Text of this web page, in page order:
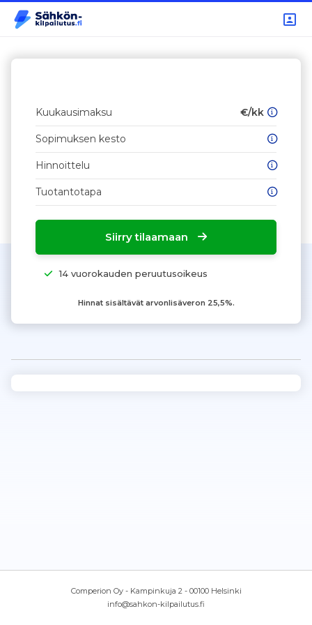
Kuukausimaksu €/kk
Sopimuksen kesto
Hinnoittelu
Tuotantotapa
Siirry tilaamaan
14 vuorokauden peruutusoikeus
Hinnat sisältävät arvonlisäveron 25,5%.
Comperion Oy - Kampinkuja 2 - 00100 Helsinki
info@sahkon-kilpailutus.fi